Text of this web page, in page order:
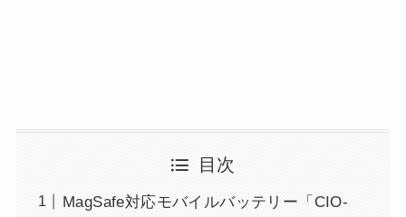
目次
MagSafe対応モバイルバッテリー「CIO-